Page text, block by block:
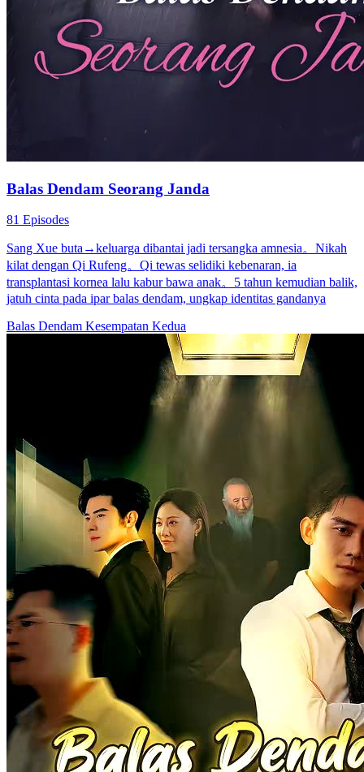
Balas Dendam Seorang Janda
81 Episodes
Sang Xue buta→keluarga dibantai jadi tersangka amnesia。Nikah
kilat dengan Qi Rufeng。Qi tewas selidiki kebenaran, ia
transplantasi kornea lalu kabur bawa anak。5 tahun kemudian balik,
jatuh cinta pada ipar balas dendam, ungkap identitas gandanya
Balas Dendam Kesempatan Kedua